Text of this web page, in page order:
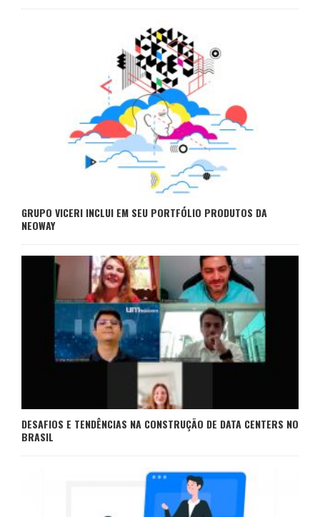
GRUPO VICERI INCLUI EM SEU PORTFÓLIO PRODUTOS DA
NEOWAY
DESAFIOS E TENDÊNCIAS NA CONSTRUÇÃO DE DATA CENTERS NO
BRASIL